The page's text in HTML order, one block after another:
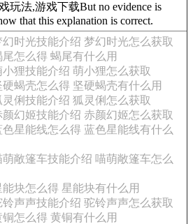
玩法,游戏下载But no evidence is
that this explanation is correct.
时光技能介绍 梦幻时光怎么获取
怎么得 蝎尾有什么用
狸技能介绍 萌小狸怎么获取
蝎壳怎么得 坚硬蝎壳有什么用
俐技能介绍 狐灵俐怎么获取
幻姬技能介绍 赤颜幻姬怎么获取
星能线怎么得 蓝色星能线有什么
敞篷车技能介绍 喵萌敞篷车怎么
块怎么得 星能块有什么用
声声技能介绍 驼铃声声怎么获取
怎么得 黄铜有什么用